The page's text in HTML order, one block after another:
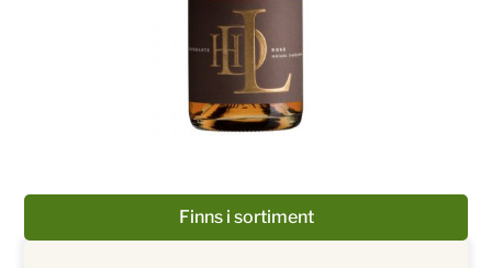
Finns i sortiment